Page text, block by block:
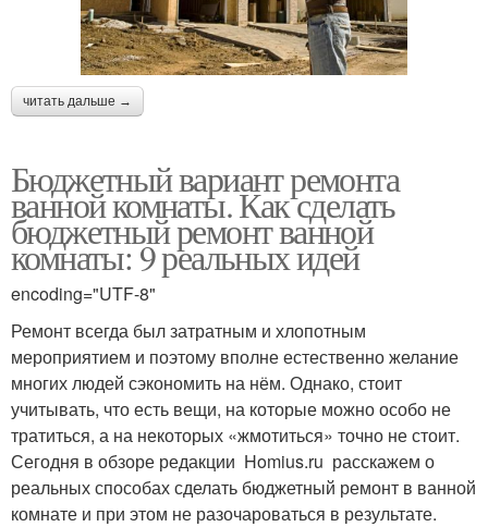
читать дальше →
Бюджетный вариант ремонта
ванной комнаты. Как сделать
бюджетный ремонт ванной
комнаты: 9 реальных идей
encoding="UTF-8"
Ремонт всегда был затратным и хлопотным
мероприятием и поэтому вполне естественно желание
многих людей сэкономить на нём. Однако, стоит
учитывать, что есть вещи, на которые можно особо не
тратиться, а на некоторых «жмотиться» точно не стоит.
Сегодня в обзоре редакции Homius.ru расскажем о
реальных способах сделать бюджетный ремонт в ванной
комнате и при этом не разочароваться в результате.